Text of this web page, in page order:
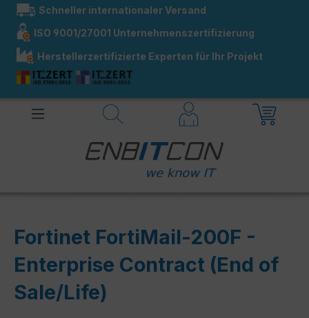
springen
Schneller internationaler Versand
ISO 9001/27001 Unternehmenszertifizierung
Herstellerzertifizierte Experten für Ihr Projekt
Fortinet FortiMail-200F -
Enterprise Contract (End of
Sale/Life)